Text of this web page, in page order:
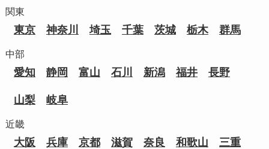
関東
東京 神奈川 埼玉 千葉 茨城 栃木 群馬
中部
愛知 静岡 富山 石川 新潟 福井 長野
山梨 岐阜
近畿
大阪 兵庫 京都 滋賀 奈良 和歌山 三重